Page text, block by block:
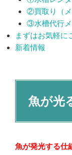
②買取り（メ
③水槽代行メ
まずはお気軽に
新着情報
魚が光
魚が発光する仕